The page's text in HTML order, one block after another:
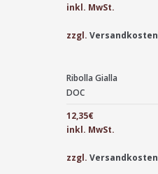
inkl. MwSt.
zzgl. Versandkosten
Ribolla Gialla
DOC
12,35€
inkl. MwSt.
zzgl. Versandkosten